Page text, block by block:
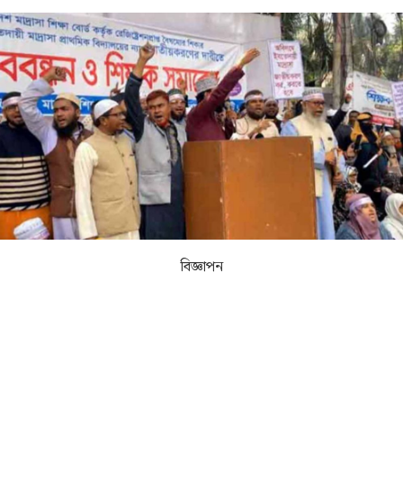
আর্কাইভ
কনভার্টার
বিজ্ঞাপন